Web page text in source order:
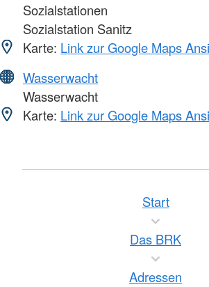
Sozialstationen
Sozialstation Sanitz
Karte: Link zur Google Maps
Wasserwacht
Wasserwacht
Karte: Link zur Google Maps
Start
Das BRK
Adressen